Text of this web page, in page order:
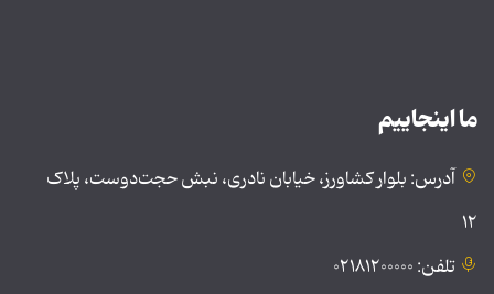
ما اینجاییم
آدرس: بلوار کشاورز، خیابان نادری، نبش حجت‌دوست، پلاک
۱۲
تلفن: ۰۲۱۸۱۲۰۰۰۰۰